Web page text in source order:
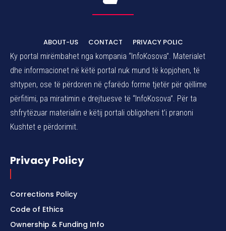
ABOUT-US CONTACT
PRIVACY POLIC
Ky portal mirëmbahet nga kompania “InfoKosova”. Materialet
dhe informacionet në këtë portal nuk mund të kopjohen, të
shtypen, ose të përdoren në çfarëdo forme tjetër për qëllime
përfitimi, pa miratimin e drejtuesve të “InfoKosova”. Për ta
shfrytëzuar materialin e këtij portali obligoheni t’i pranoni
Kushtet e përdorimit.
Privacy Policy
Corrections Policy
Code of Ethics
Ownership & Funding Info